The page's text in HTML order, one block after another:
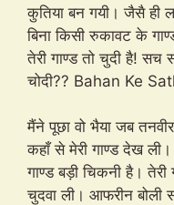
कुतिया बन गयी। जैसै ही
बिना किसी रुकावट के
तेरी गाण्ड तो चुदी है! सच
चोदी?? Bahan Ke
मैंने पूछा वो भैया जब
कहाँ से मेरी गाण्ड देख ली।
गाण्ड बड़ी चिकनी है। तेरी
चुदवा ली। आफरीन बोली